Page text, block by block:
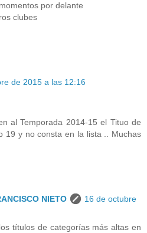
por delante
clubes
de 2015 a las 12:16
al Temporada 2014-15 el Tituo de
19 y no consta en la lista .. Muchas
NIETO
16 de octubre
títulos de categorías más altas en